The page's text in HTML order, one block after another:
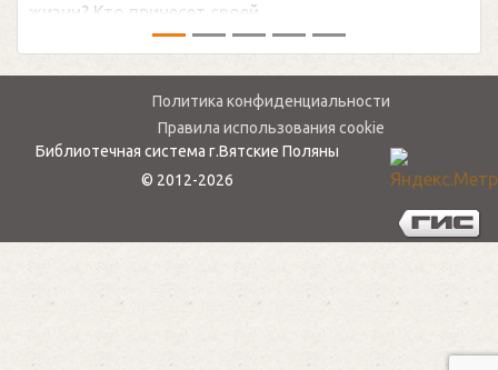
жизни? Кто принесет своей ...
Политика конфиденциальности
Правила использования cookie
Библиотечная система г.Вятские Поляны
© 2012-2026